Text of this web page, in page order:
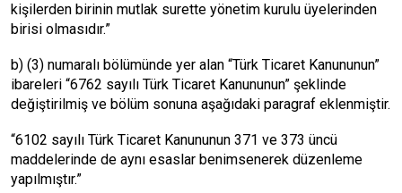
kişilerden birinin mutlak surette yönetim kurulu üyelerinden
birisi olmasıdır.”
b) (3) numaralı bölümünde yer alan “Türk Ticaret Kanununun”
ibareleri “6762 sayılı Türk Ticaret Kanununun” şeklinde
değiştirilmiş ve bölüm sonuna aşağıdaki paragraf eklenmiştir.
“6102 sayılı Türk Ticaret Kanununun 371 ve 373 üncü
maddelerinde de aynı esaslar benimsenerek düzenleme
yapılmıştır.”